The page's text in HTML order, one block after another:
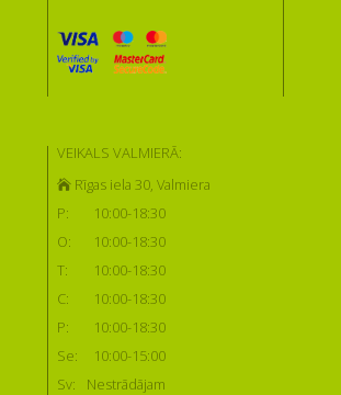
VEIKALS VALMIERĀ:
Rīgas iela 30, Valmiera
P:
10:00-18:30
O:
10:00-18:30
T:
10:00-18:30
C:
10:00-18:30
P:
10:00-18:30
Se:
10:00-15:00
Sv:
Nestrādājam